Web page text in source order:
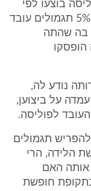
בוצעו לפי
הרכיבים הבאים: 5% תגמולים מעביד, 5% תגמולים עובד
בה שהתה
הופסקו
נודע לה,
על ביצוען,
לפוליסה.
תגמולים
הלידה, הרי
האם
חופשת